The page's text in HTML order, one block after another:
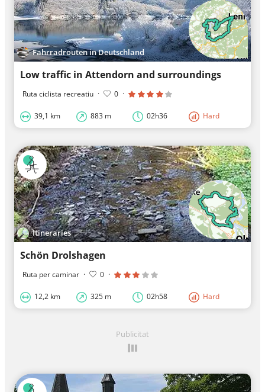
Fahrradrouten in Deutschland
Low traffic in Attendorn and surroundings
Ruta ciclista recreatiu · 0 ·
39,1 km 883 m 02h36 Hard
Itineraries
Schön Drolshagen
Ruta per caminar · 0 ·
12,2 km 325 m 02h58 Hard
Publicitat